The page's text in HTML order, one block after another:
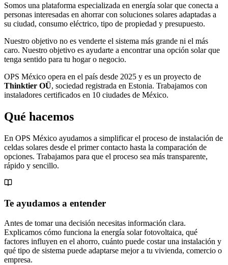
Somos una plataforma especializada en energía solar que conecta a
personas interesadas en ahorrar con soluciones solares adaptadas a
su ciudad, consumo eléctrico, tipo de propiedad y presupuesto.
Nuestro objetivo no es venderte el sistema más grande ni el más
caro. Nuestro objetivo es ayudarte a encontrar una opción solar que
tenga sentido para tu hogar o negocio.
OPS México opera en el país desde 2025 y es un proyecto de
Thinktier OÜ, sociedad registrada en Estonia. Trabajamos con
instaladores certificados en 10 ciudades de México.
Qué hacemos
En OPS México ayudamos a simplificar el proceso de instalación de
celdas solares desde el primer contacto hasta la comparación de
opciones. Trabajamos para que el proceso sea más transparente,
rápido y sencillo.
Te ayudamos a entender
Antes de tomar una decisión necesitas información clara.
Explicamos cómo funciona la energía solar fotovoltaica, qué
factores influyen en el ahorro, cuánto puede costar una instalación y
qué tipo de sistema puede adaptarse mejor a tu vivienda, comercio o
empresa.